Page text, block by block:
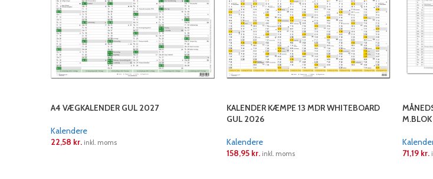
A4 VÆGKALENDER GUL 2027
Kalendere
22,58 kr. inkl. moms
KALENDER KÆMPE 13 MDR WHITEBOARD
GUL 2026
Kalendere
158,95 kr. inkl. moms
M.BLOK
71,19 kr.